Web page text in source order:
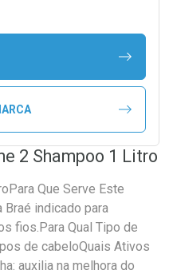
2 Shampoo 1 Litro
Que Serve Este
Braé indicado para
fios.Para Qual Tipo de
de cabeloQuais Ativos
auxilia na melhora do